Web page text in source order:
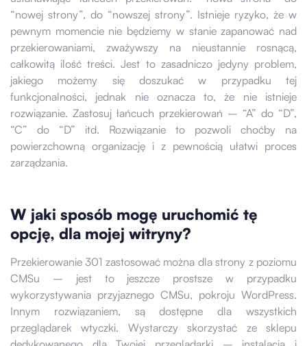
“nowej strony”, do “nowszej strony”. Istnieje ryzyko, że w
pewnym momencie nie będziemy w stanie zapanować nad
przekierowaniami, zważywszy na nieustannie rosnącą,
całkowitą ilość treści. Jest to zasadniczo jedyny problem,
jakiego możemy się doszukać w przypadku tej
funkcjonalności, jednak nie oznacza to, że nie istnieje
rozwiązanie. Zastosuj łańcuch przekierowań – “A” do “D”,
“C” do “D” itd. Rozwiązanie to pozwoli choćby na
powierzchowną organizację i z pewnością ułatwi proces
zarządzania.
W jaki sposób mogę uruchomić tę
opcję, dla mojej witryny?
Przekierowanie 301 zastosować można dla strony z poziomu
CMSu – jest to jeszcze prostsze w przypadku
wykorzystywania przyjaznego CMSu, pokroju WordPress.
Innym rozwiązaniem, są dostępne dla wszystkich
przeglądarek wtyczki. Wystarczy skorzystać ze sklepu